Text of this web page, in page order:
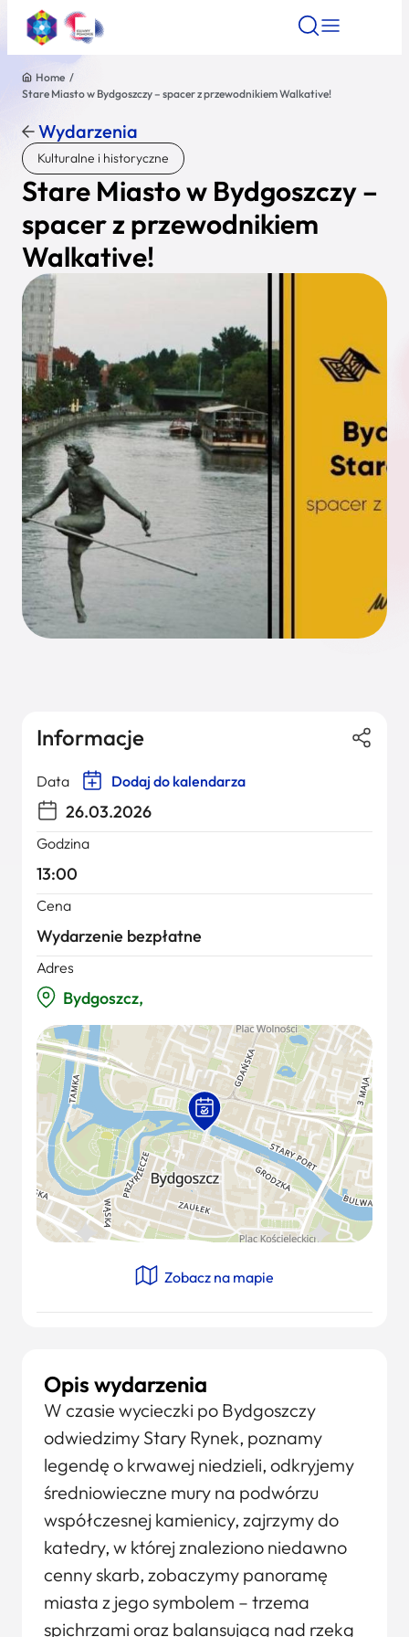
Znajdź atrakcję Znajdź artykuł Znajdź
Znajdź atrakcję
Nazwa atrakcji
Miasto
Kategoria
Wyszukaj
Home /
Stare Miasto w Bydgoszczy – spacer z przewodnikiem Walkative!
Wydarzenia
Kulturalne i historyczne
Stare Miasto w Bydgoszczy –
spacer z przewodnikiem
Walkative!
Opis wydarzenia
W czasie wycieczki po Bydgoszczy
odwiedzimy Stary Rynek, poznamy
legendę o krwawej niedzieli, odkryjemy
średniowieczne mury na podwórzu
współczesnej kamienicy, zajrzymy do
katedry, w której znaleziono niedawno
cenny skarb, zobaczymy panoramę
miasta z jego symbolem – trzema
spichrzami oraz balansującą nad rzeką
Informacje
Data Dodaj do kalendarza
26.03.2026
Godzina
13:00
Cena
Wydarzenie bezpłatne
Adres
Bydgoszcz,
Zobacz na mapie